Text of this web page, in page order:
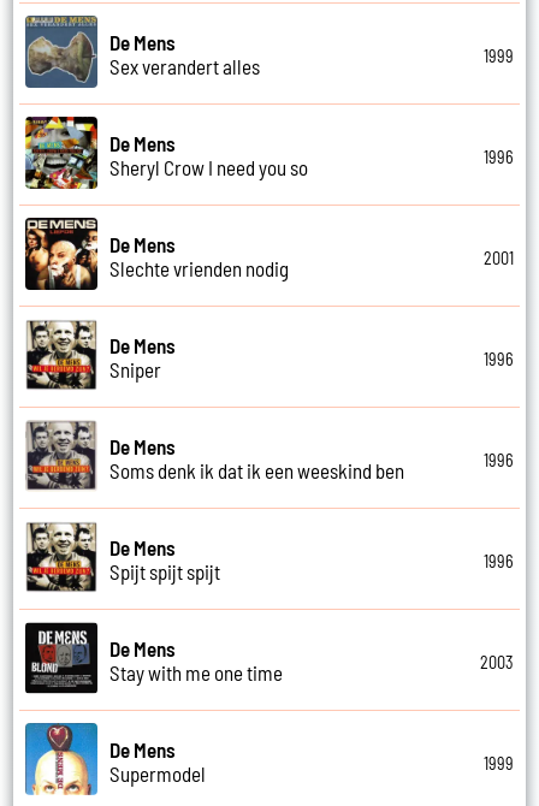
De Mens
Sex verandert alles
1999
De Mens
Sheryl Crow I need you so
1996
De Mens
Slechte vrienden nodig
2001
De Mens
Sniper
1996
De Mens
Soms denk ik dat ik een weeskind ben
1996
De Mens
Spijt spijt spijt
1996
De Mens
Stay with me one time
2003
De Mens
Supermodel
1999